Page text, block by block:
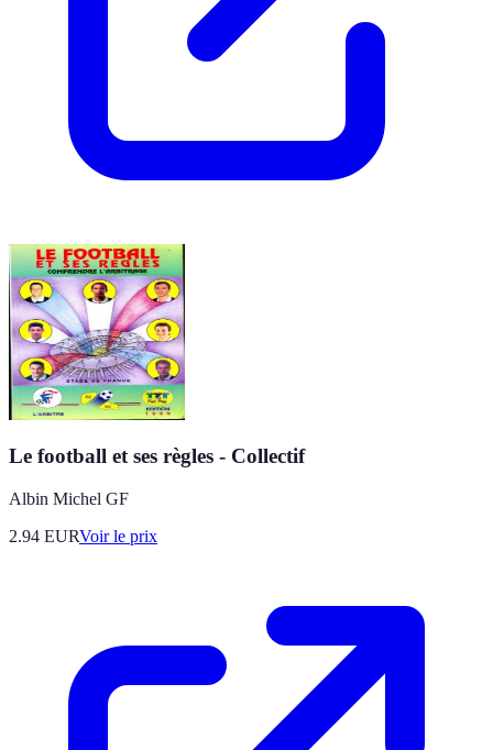
Le football et ses règles - Collectif
Albin Michel GF
2.94 EURVoir le prix